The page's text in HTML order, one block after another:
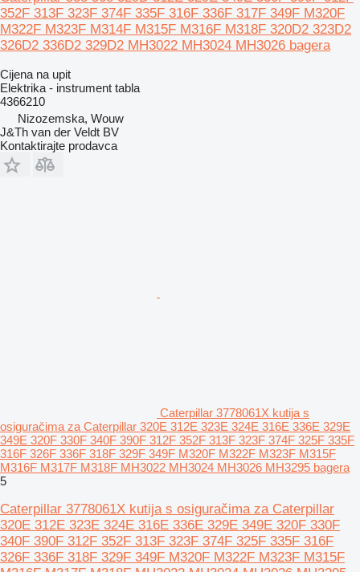
352F 313F 323F 374F 335F 316F 336F 317F 349F M320F
M322F M323F M314F M315F M316F M318F 320D2 323D2
326D2 336D2 329D2 MH3022 MH3024 MH3026 bagera
Cijena na upit
Elektrika - instrument tabla
4366210
Nizozemska, Wouw
J&Th van der Veldt BV
Kontaktirajte prodavca
Caterpillar 3778061X kutija s
osiguračima za Caterpillar 320E 312E 323E 324E 316E 336E 329E
349E 320F 330F 340F 390F 312F 352F 313F 323F 374F 325F 335F
316F 326F 336F 318F 329F 349F M320F M322F M323F M315F
M316F M317F M318F MH3022 MH3024 MH3026 MH3295 bagera
5
Caterpillar 3778061X kutija s osiguračima za Caterpillar
320E 312E 323E 324E 316E 336E 329E 349E 320F 330F
340F 390F 312F 352F 313F 323F 374F 325F 335F 316F
326F 336F 318F 329F 349F M320F M322F M323F M315F